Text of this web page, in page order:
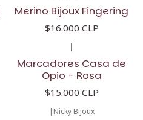
Merino Bijoux Fingering
$16.000 CLP
|
Marcadores Casa de
Opio - Rosa
$15.000 CLP
| Nicky Bijoux